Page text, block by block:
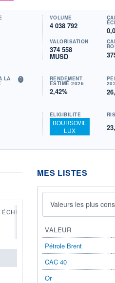
VOLUME
4 038 792
VALORISATION
374 558
MUSD
LA RENDEMENT
ESTIMÉ 2026
2,42%
ÉLIGIBILITÉ
BOURSOVIE
LUX
ÉCHÉANCE
1/5
MES LISTES
Valeurs les plus
VALEUR
Pétrole Brent
CAC 40
Or